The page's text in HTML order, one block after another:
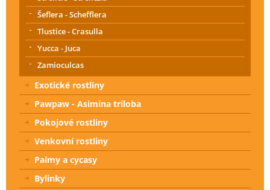
Šeflera - Schefflera
Tlustice - Crasulla
Yucca - Juca
Zamioculcas
Exotické rostliny
Pawpaw - Asimina triloba
Pokojové rostliny
Venkovní rostliny
Palmy a cycasy
Bylinky